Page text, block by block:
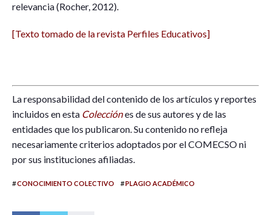
relevancia (Rocher, 2012).
[Texto tomado de la revista Perfiles Educativos]
La responsabilidad del contenido de los artículos y reportes
incluidos en esta Colecciónes de sus autores y de las
entidades que los publicaron. Su contenido no refleja
necesariamente criterios adoptados por el COMECSO ni
por sus instituciones afiliadas.
#CONOCIMIENTO COLECTIVO #PLAGIO ACADÉMICO